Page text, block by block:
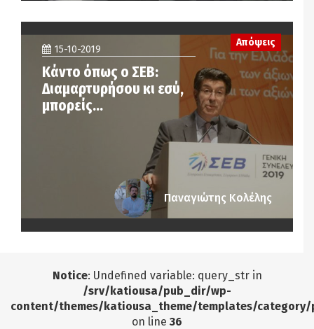
15-10-2019
Κάντο όπως ο ΣΕΒ:
Διαμαρτυρήσου κι εσύ,
μπορείς…
Απόψεις
Παναγιώτης Κολέλης
Notice: Undefined variable: query_str in
/srv/katiousa/pub_dir/wp-
content/themes/katiousa_theme/templates/
on line 36